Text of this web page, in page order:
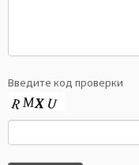
Введите код проверки